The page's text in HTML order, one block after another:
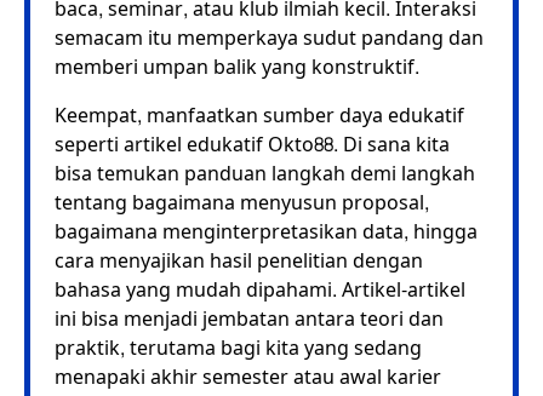
baca, seminar, atau klub ilmiah kecil. Interaksi
semacam itu memperkaya sudut pandang dan
memberi umpan balik yang konstruktif.
Keempat, manfaatkan sumber daya edukatif
seperti artikel edukatif Okto88. Di sana kita
bisa temukan panduan langkah demi langkah
tentang bagaimana menyusun proposal,
bagaimana menginterpretasikan data, hingga
cara menyajikan hasil penelitian dengan
bahasa yang mudah dipahami. Artikel-artikel
ini bisa menjadi jembatan antara teori dan
praktik, terutama bagi kita yang sedang
menapaki akhir semester atau awal karier